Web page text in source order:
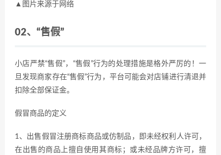
▲图片来源于网络
02、 “售假”
小店严禁“售假”，“售假”行为的处理措施是格外严厉的！一
旦发现商家存在“售假”行为，平台可能会对店铺进行清退并
扣除全部保证金。
假冒商品的定义
1、出售假冒注册商标商品或仿制品，即未经权利人许可，
在出售的商品上擅自使用其商标；或未经品牌方许可，擅